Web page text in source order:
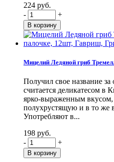
224 руб.
-
+
Мицелий Ледяной гриб
Получил свое название
считается деликатесом в
ярко-выраженным
полухрустящую и в то же
Употребляют в...
198 руб.
-
+